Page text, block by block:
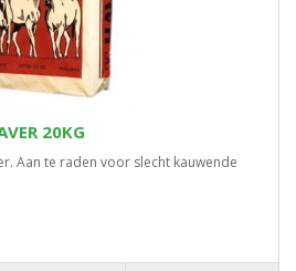
20KG
Aan te raden voor slecht kauwende